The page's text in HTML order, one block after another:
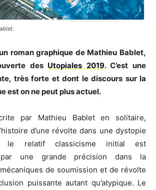
roman graphique de Mathieu Bablet,
des Utopiales 2019. C’est une
très forte et dont le discours sur la
est on ne peut plus actuel.
par Mathieu Bablet en solitaire,
d’une révolte dans une dystopie
le relatif classicisme initial est
par une grande précision dans la
de soumission et de révolte
puissante autant qu’atypique. Le